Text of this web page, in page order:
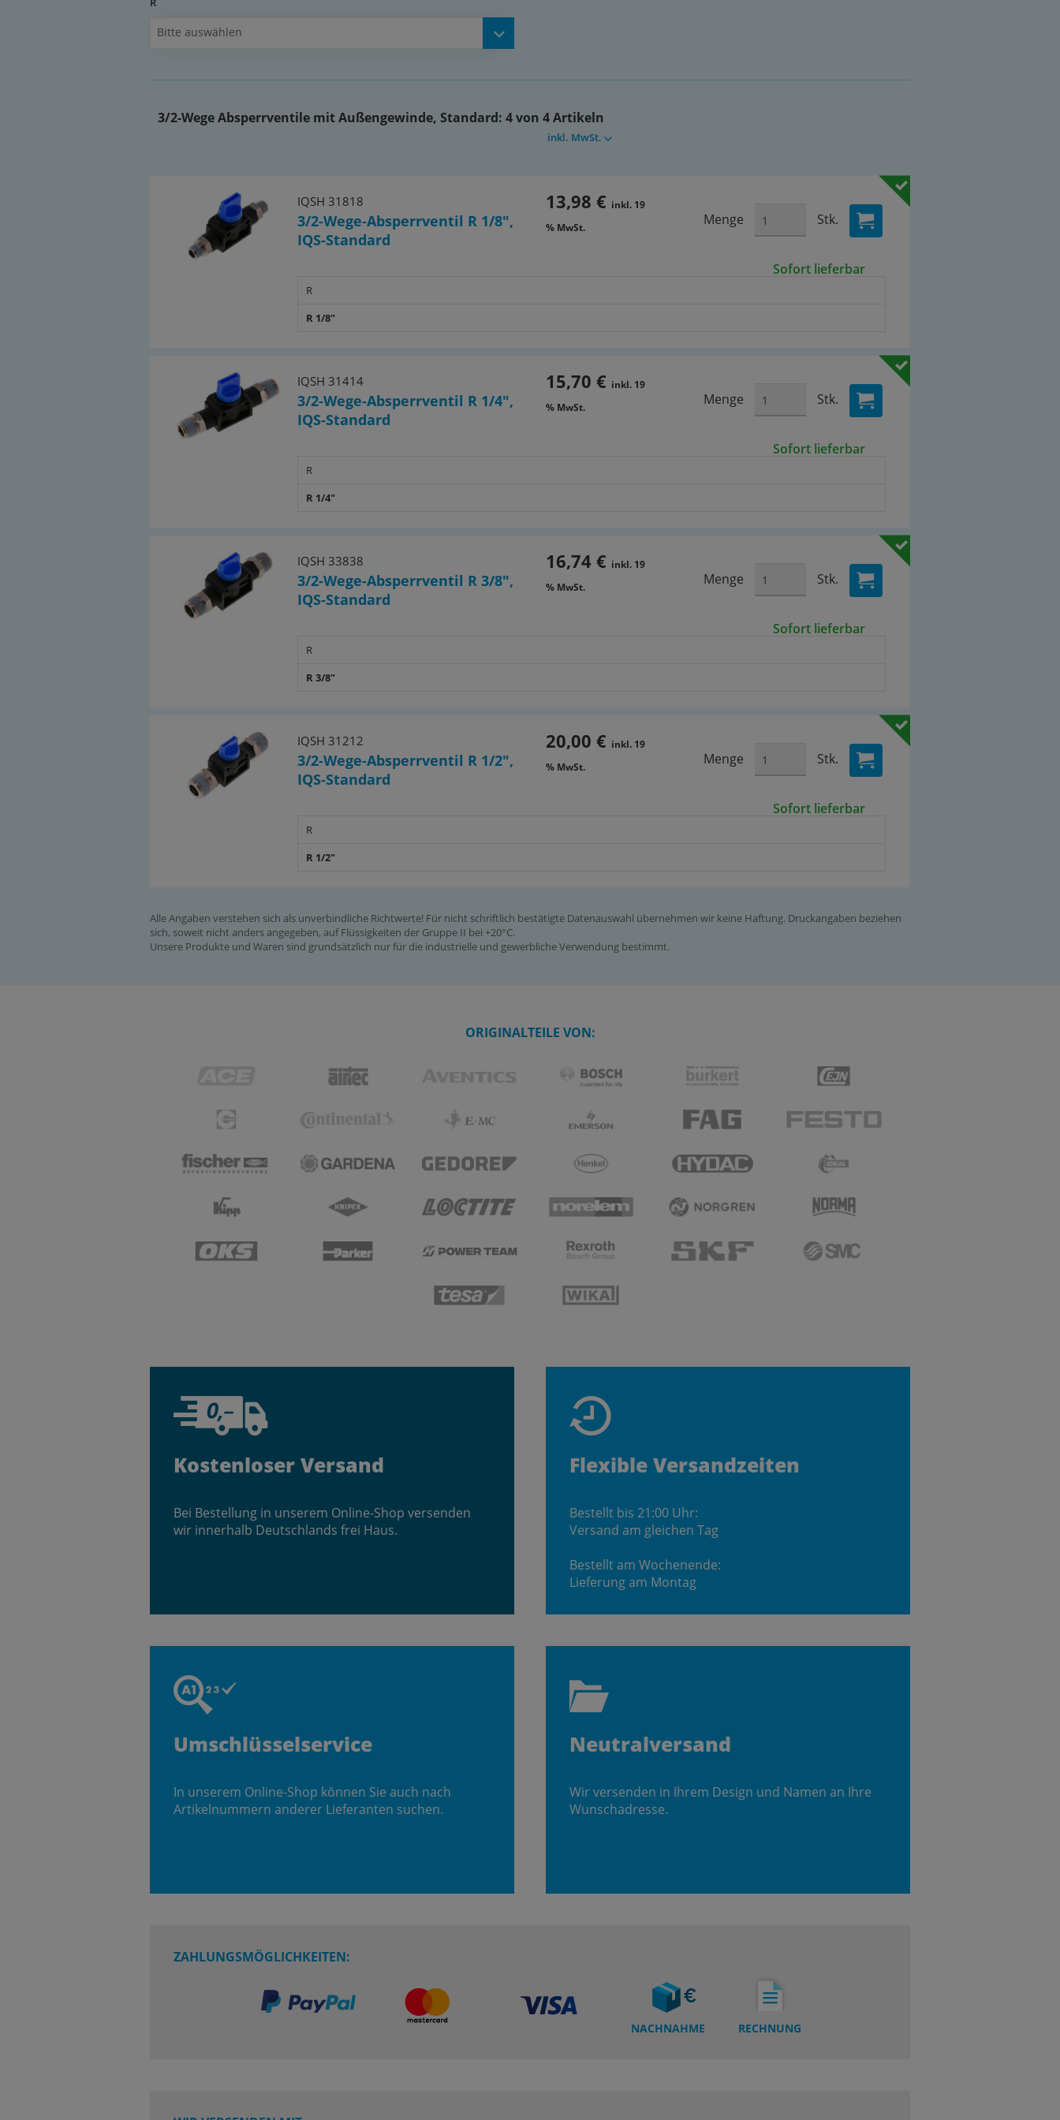
Vorteile:
Dokumente:
(PDF)
Bitte auswählen
3/2-Wege Absperrventile mit Außengewinde, Standard: 4 von 4 Artikeln
inkl. MwSt.
IQSH 31818
3/2-Wege-Absperrventil R 1/8",
IQS-Standard
13,98 € inkl. 19
% MwSt.
Menge Stk.
Sofort lieferbar
R
R 1/8"
IQSH 31414
3/2-Wege-Absperrventil R 1/4",
IQS-Standard
15,70 € inkl. 19
% MwSt.
Menge Stk.
Sofort lieferbar
R
R 1/4"
IQSH 33838
3/2-Wege-Absperrventil R 3/8",
IQS-Standard
16,74 € inkl. 19
% MwSt.
Menge Stk.
Sofort lieferbar
R
R 3/8"
IQSH 31212
3/2-Wege-Absperrventil R 1/2",
IQS-Standard
20,00 € inkl. 19
% MwSt.
Menge Stk.
Sofort lieferbar
R
R 1/2"
Alle Angaben verstehen sich als unverbindliche Richtwerte! Für nicht schriftlich bestätigte Datenauswahl übernehmen wir keine Haftung. Druckangaben beziehen
sich, soweit nicht anders angegeben, auf Flüssigkeiten der Gruppe II bei +20°C.
Unsere Produkte und Waren sind grundsätzlich nur für die industrielle und gewerbliche Verwendung bestimmt.
ORIGINALTEILE VON:
Kostenloser Versand
Bei Bestellung in unserem Online-Shop versenden
wir innerhalb Deutschlands frei Haus.
Flexible Versandzeiten
Bestellt bis 21:00 Uhr:
Versand am gleichen Tag
Bestellt am Wochenende:
Lieferung am Montag
Umschlüsselservice
In unserem Online-Shop können Sie auch nach
Artikelnummern anderer Lieferanten suchen.
Neutralversand
Wir versenden in Ihrem Design und Namen an Ihre
Wunschadresse.
ZAHLUNGSMÖGLICHKEITEN:
NACHNAHME RECHNUNG